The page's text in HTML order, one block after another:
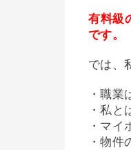
有料級
です。
では、
・職業
・私と
・マイ
・物件